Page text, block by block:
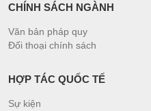
CHÍNH SÁCH NGÀNH
Văn bản pháp quy
Đối thoại chính sách
HỢP TÁC QUỐC TẾ
Sự kiện